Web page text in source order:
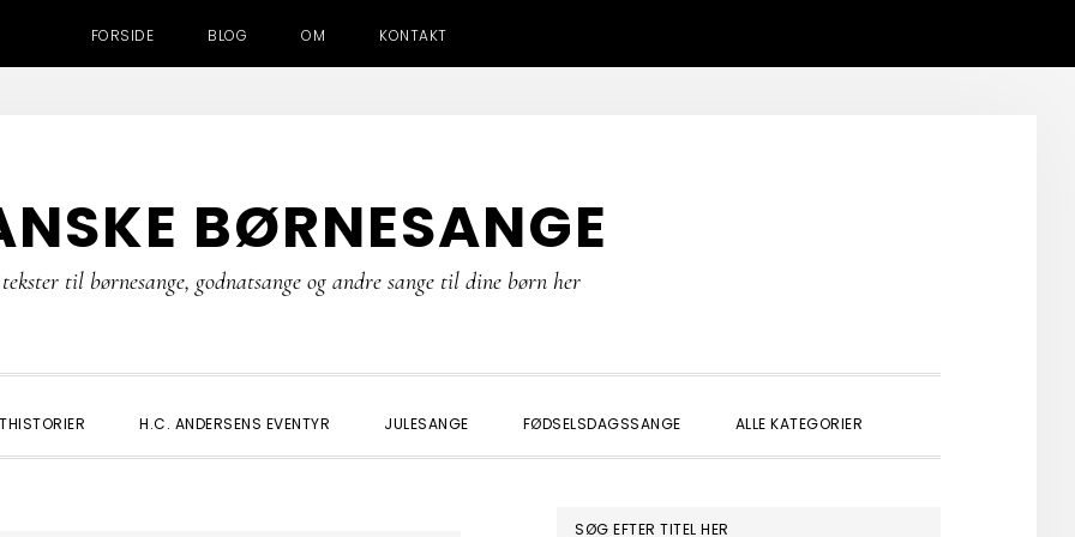
FORSIDE BLOG OM KONTAKT
BØRNESANGE
til børnesange, godnatsange og andre sange til dine børn her
H.C. ANDERSENS EVENTYR JULESANGE FØDSELSDAGSSANGE ALLE KATEGORIER
SØG EFTER TITEL HER